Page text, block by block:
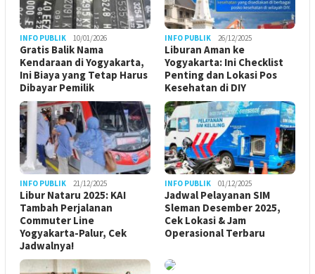
INFO PUBLIK 10/01/2026
Gratis Balik Nama
Kendaraan di Yogyakarta,
Ini Biaya yang Tetap Harus
Dibayar Pemilik
INFO PUBLIK 26/12/2025
Liburan Aman ke
Yogyakarta: Ini Checklist
Penting dan Lokasi Pos
Kesehatan di DIY
INFO PUBLIK 21/12/2025
Libur Nataru 2025: KAI
Tambah Perjalanan
Commuter Line
Yogyakarta-Palur, Cek
Jadwalnya!
INFO PUBLIK 01/12/2025
Jadwal Pelayanan SIM
Sleman Desember 2025,
Cek Lokasi & Jam
Operasional Terbaru